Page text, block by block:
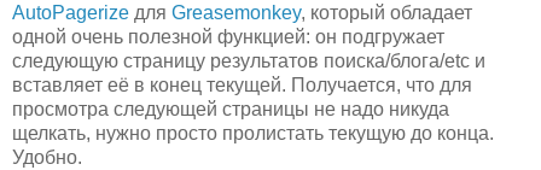
AutoPagerize для Greasemonkey, который обладает
одной очень полезной функцией: он подгружает
следующую страницу результатов поиска/блога/etc и
вставляет её в конец текущей. Получается, что для
просмотра следующей страницы не надо никуда
щелкать, нужно просто пролистать текущую до конца.
Удобно.